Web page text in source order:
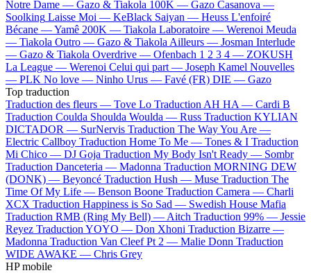
Notre Dame — Gazo & Tiakola 100K — Gazo Casanova —
Soolking Laisse Moi — KeBlack Saiyan — Heuss L'enfoiré
Bécane —Yamê 200K — Tiakola Laboratoire — Werenoi Meuda
— Tiakola Outro — Gazo & Tiakola Ailleurs — Josman Interlude
— Gazo & Tiakola Overdrive — Ofenbach 1 2 3 4 — ZOKUSH
La League — Werenoi Celui qui part — Joseph Kamel Nouvelles
— PLK No love — Ninho Urus — Favé (FR) DIE — Gazo
Top traduction
Traduction des fleurs — Tove Lo Traduction AH HA — Cardi B
Traduction Coulda Shoulda Woulda — Russ Traduction KYLIAN
DICTADOR — SurNervis Traduction The Way You Are —
Electric Callboy Traduction Home To Me — Tones & I Traduction
Mi Chico — DJ Goja Traduction My Body Isn't Ready — Sombr
Traduction Danceteria — Madonna Traduction MORNING DEW
(DONK) — Beyoncé Traduction Hush — Muse Traduction The
Time Of My Life — Benson Boone Traduction Camera — Charli
XCX Traduction Happiness is So Sad — Swedish House Mafia
Traduction RMB (Ring My Bell) — Aitch Traduction 99% — Jessie
Reyez Traduction YOYO — Don Xhoni Traduction Bizarre —
Madonna Traduction Van Cleef Pt 2 — Malie Donn Traduction
WIDE AWAKE — Chris Grey
HP mobile